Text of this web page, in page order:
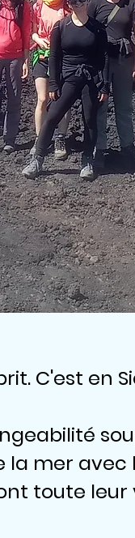
C'est en
la mer avec
toute leur